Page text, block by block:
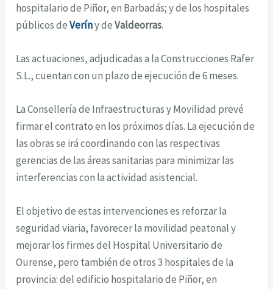
hospitalario de Piñor, en Barbadás; y de los hospitales
públicos deVeríny deValdeorras.
Las actuaciones, adjudicadas a la Construcciones Rafer
S.L., cuentan con un plazo de ejecución de 6 meses.
La Consellería de Infraestructuras y Movilidad prevé
firmar el contrato en los próximos días. La ejecución de
las obras se irá coordinando con las respectivas
gerencias de las áreas sanitarias para minimizar las
interferencias con la actividad asistencial.
El objetivo de estas intervenciones es reforzar la
seguridad viaria, favorecer la movilidad peatonal y
mejorar los firmes del Hospital Universitario de
Ourense, pero también de otros 3 hospitales de la
provincia: del edificio hospitalario de Piñor, en